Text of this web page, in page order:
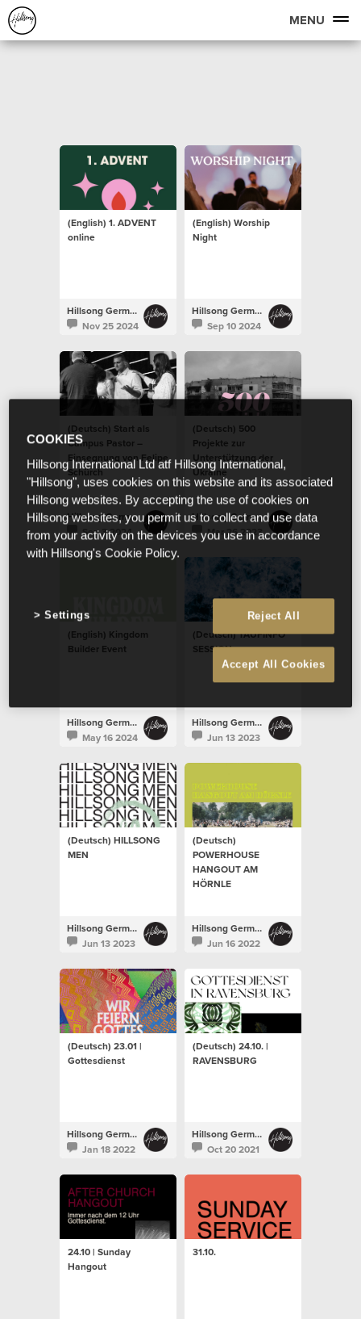
MENU
(English) 1. ADVENT
online
Hillsong Germany
Nov 25 2024
(English) Worship
Night
Hillsong Germany
Sep 10 2024
(Deutsch) Start als
Campus Pastor –
Einsegnung von Felipe
Schürch
Hillsong Germany
Sep 3 2024
(Deutsch) 500
Projekte zur
Unterstützung der
Ukraine
Hillsong Germany
Mar 26 2023
(English) Kingdom
Builder Event
Hillsong Germany
May 16 2024
(Deutsch) TAUFINFO
SESSION
Hillsong Germany
Jun 13 2023
(Deutsch) HILLSONG
MEN
Hillsong Germany
Jun 13 2023
(Deutsch)
POWERHOUSE
HANGOUT AM
HÖRNLE
Hillsong Germany
Jun 16 2022
(Deutsch) 23.01 |
Gottesdienst
Hillsong Germany
Jan 18 2022
(Deutsch) 24.10. |
RAVENSBURG
Hillsong Germany
Oct 20 2021
24.10 | Sunday
Hangout
31.10.
COOKIES
Hillsong International Ltd atf Hillsong International,
"Hillsong", uses cookies on this website and its associated
Hillsong websites. By accepting the use of cookies on
Hillsong websites, you permit us to collect and use data
from your activity on the devices you use in accordance
with Hillsong's Cookie Policy.
Reject All
Accept All Cookies
Settings